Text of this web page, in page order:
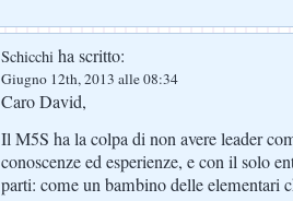
Schicchi ha scritto:
Giugno 12th, 2013 alle 08:34
Caro David,
Il M5S ha la colpa di non avere leader
conoscenze ed esperienze, e con il solo
parti: come un bambino delle elementari